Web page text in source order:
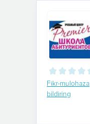
Fikr-mulohaza
bildiring